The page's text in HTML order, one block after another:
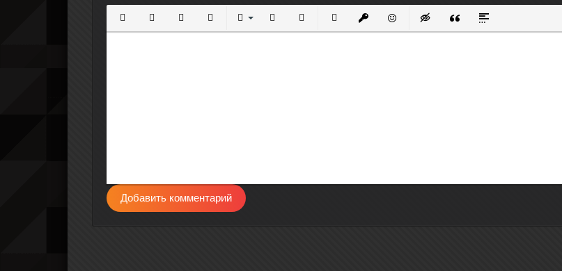
Полужирный
КурсивПодчеркнутый
ЗачеркнутыйВыравнивание
Нумерованный список
Маркированный список
Вставить ссылку
Вставить защищенную ссылку
Вставить смайлик
Вставка скрытого текста
Вставка цитаты
Вставка спойлера
Добавить комментарий